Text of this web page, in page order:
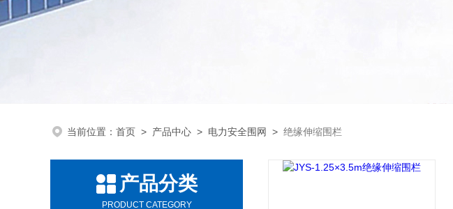
当前位置： 首页 > 产品中心 > 电力安全围网 > 绝缘伸缩围栏
产品分类
PRODUCT CATEGORY